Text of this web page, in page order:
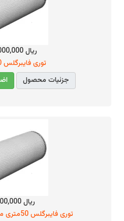
ریال 110,000,000
توری فایبرگلس 100متری
جزئیات محصول
ریال 55,000,000
توری فایبرگلس 50متری میکروسمنت سمیک